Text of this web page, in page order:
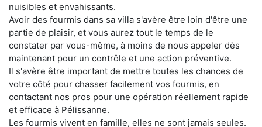
nuisibles et envahissants.
Avoir des fourmis dans sa villa s'avère être loin d'être une
partie de plaisir, et vous aurez tout le temps de le
constater par vous-même, à moins de nous appeler dès
maintenant pour un contrôle et une action préventive.
Il s'avère être important de mettre toutes les chances de
votre côté pour chasser facilement vos fourmis, en
contactant nos pros pour une opération réellement rapide
et efficace à Pélissanne.
Les fourmis vivent en famille, elles ne sont jamais seules.